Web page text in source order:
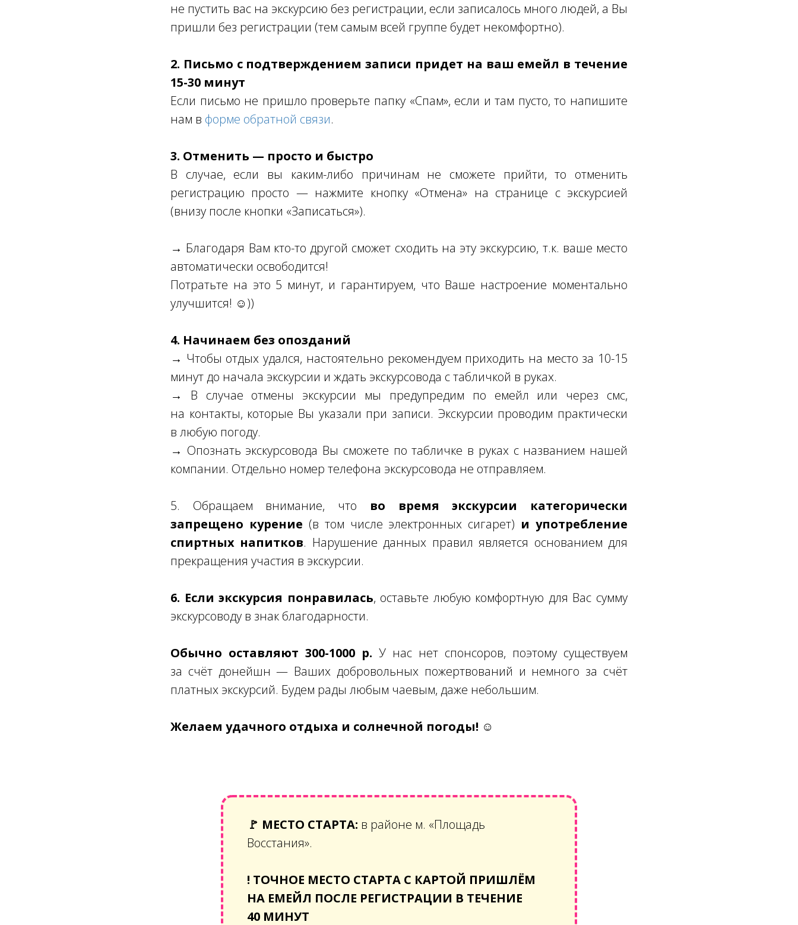
не пустить вас на экскурсию без регистрации, если записалось много людей, а Вы
пришли без регистрации (тем самым всей группе будет некомфортно).
2. Письмо с подтверждением записи придет на ваш емейл в течение
15-30 минут
Если письмо не пришло проверьте папку «Спам», если и там пусто, то напишите
нам в форме обратной связи.
3. Отменить — просто и быстро
В случае, если вы каким-либо причинам не сможете прийти, то отменить
регистрацию просто — нажмите кнопку «Отмена» на странице с экскурсией
(внизу после кнопки «Записаться»).
→ Благодаря Вам кто-то другой сможет сходить на эту экскурсию, т.к. ваше место
автоматически освободится!
Потратьте на это 5 минут, и гарантируем, что Ваше настроение моментально
улучшится! ☺))
4. Начинаем без опозданий
→ Чтобы отдых удался, настоятельно рекомендуем приходить на место за 10-15
минут до начала экскурсии и ждать экскурсовода с табличкой в руках.
→ В случае отмены экскурсии мы предупредим по емейл или через смс,
на контакты, которые Вы указали при записи. Экскурсии проводим практически
в любую погоду.
→ Опознать экскурсовода Вы сможете по табличке в руках с названием нашей
компании. Отдельно номер телефона экскурсовода не отправляем.
5. Обращаем внимание, что во время экскурсии категорически
запрещено курение (в том числе электронных сигарет) и употребление
спиртных напитков. Нарушение данных правил является основанием для
прекращения участия в экскурсии.
6. Если экскурсия понравилась, оставьте любую комфортную для Вас сумму
экскурсоводу в знак благодарности.
Обычно оставляют 300-1000 р. У нас нет спонсоров, поэтому существуем
за счёт донейшн — Ваших добровольных пожертвований и немного за счёт
платных экскурсий. Будем рады любым чаевым, даже небольшим.
Желаем удачного отдыха и солнечной погоды! ☺
🚩 МЕСТО СТАРТА: в районе м. «Площадь
Восстания».
! ТОЧНОЕ МЕСТО СТАРТА С КАРТОЙ ПРИШЛЁМ
НА ЕМЕЙЛ ПОСЛЕ РЕГИСТРАЦИИ В ТЕЧЕНИЕ
40 МИНУТ